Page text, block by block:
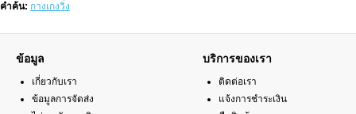
คำค้น: กางเกงวิ่ง
ข้อมูล
เกี่ยวกับเรา
ข้อมูลการจัดส่ง
บริการของเรา
ติดต่อเรา
แจ้งการชำระเงิน